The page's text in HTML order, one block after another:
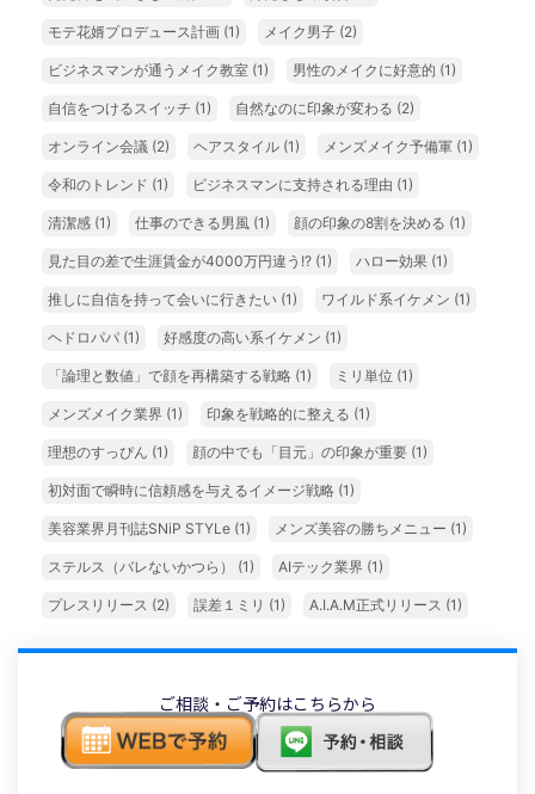
モテ花婿プロデュース計画 (1) メイク男子 (2)
ビジネスマンが通うメイク教室 (1) 男性のメイクに好意的 (1)
自信をつけるスイッチ (1) 自然なのに印象が変わる (2)
オンライン会議 (2) ヘアスタイル (1) メンズメイク予備軍 (1)
令和のトレンド (1) ビジネスマンに支持される理由 (1)
清潔感 (1) 仕事のできる男風 (1) 顔の印象の8割を決める (1)
見た目の差で生涯賃金が4000万円違う!? (1) ハロー効果 (1)
推しに自信を持って会いに行きたい (1) ワイルド系イケメン (1)
ヘドロパパ (1) 好感度の高い系イケメン (1)
「論理と数値」で顔を再構築する戦略 (1) ミリ単位 (1)
メンズメイク業界 (1) 印象を戦略的に整える (1)
理想のすっぴん (1) 顔の中でも「目元」の印象が重要 (1)
初対面で瞬時に信頼感を与えるイメージ戦略 (1)
美容業界月刊誌SNiP STYLe (1) メンズ美容の勝ちメニュー (1)
ステルス（バレないかつら） (1) AIテック業界 (1)
プレスリリース (2) 誤差１ミリ (1) A.I.A.M正式リリース (1)
ご相談・ご予約はこちらから